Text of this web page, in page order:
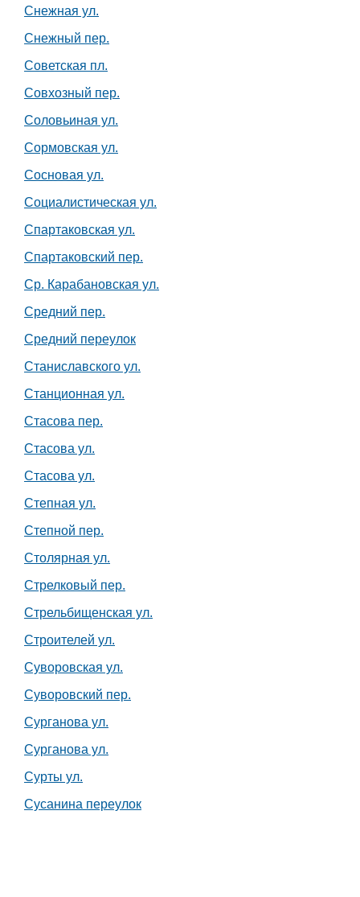
Снежная ул.
Снежный пер.
Советская пл.
Совхозный пер.
Соловьиная ул.
Сормовская ул.
Сосновая ул.
Социалистическая ул.
Спартаковская ул.
Спартаковский пер.
Ср. Карабановская ул.
Средний пер.
Средний переулок
Станиславского ул.
Станционная ул.
Стасова пер.
Стасова ул.
Стасова ул.
Степная ул.
Степной пер.
Столярная ул.
Стрелковый пер.
Стрельбищенская ул.
Строителей ул.
Суворовская ул.
Суворовский пер.
Сурганова ул.
Сурганова ул.
Сурты ул.
Сусанина переулок